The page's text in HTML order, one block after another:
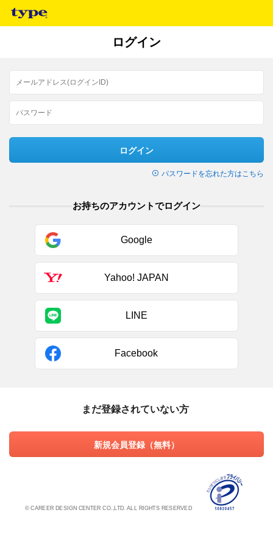
ログイン
ログイン
パスワードを忘れた方はこちら
お持ちのアカウントでログイン
Google
Yahoo! JAPAN
LINE
Facebook
まだ登録されていない方
新規会員登録（無料）
© CAREER DESIGN CENTER CO.,LTD. ALL RIGHTS RESERVED